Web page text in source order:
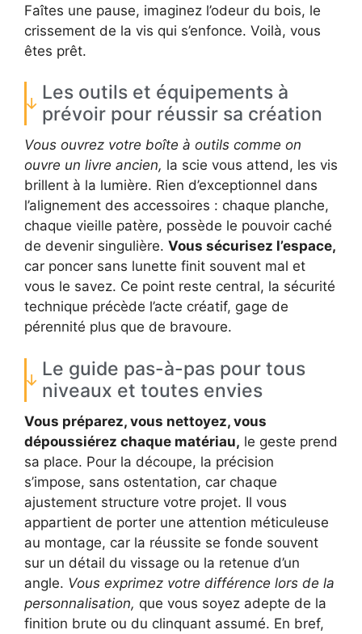
Faîtes une pause, imaginez l’odeur du bois, le
crissement de la vis qui s’enfonce. Voilà, vous
êtes prêt.
Les outils et équipements à
prévoir pour réussir sa création
Vous ouvrez votre boîte à outils comme on
ouvre un livre ancien, la scie vous attend, les vis
brillent à la lumière. Rien d’exceptionnel dans
l’alignement des accessoires : chaque planche,
chaque vieille patère, possède le pouvoir caché
de devenir singulière. Vous sécurisez l’espace,
car poncer sans lunette finit souvent mal et
vous le savez. Ce point reste central, la sécurité
technique précède l’acte créatif, gage de
pérennité plus que de bravoure.
Le guide pas-à-pas pour tous
niveaux et toutes envies
Vous préparez, vous nettoyez, vous
dépoussiérez chaque matériau, le geste prend
sa place. Pour la découpe, la précision
s’impose, sans ostentation, car chaque
ajustement structure votre projet. Il vous
appartient de porter une attention méticuleuse
au montage, car la réussite se fonde souvent
sur un détail du vissage ou la retenue d’un
angle. Vous exprimez votre différence lors de la
personnalisation, que vous soyez adepte de la
finition brute ou du clinquant assumé. En bref,